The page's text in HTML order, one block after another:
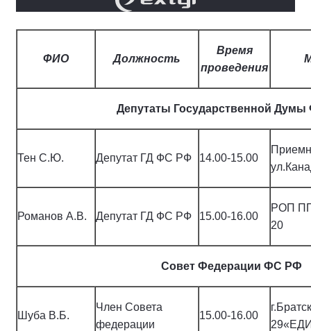
ФИО Должность
Время
проведения
Депутаты Государственной
Тен С.Ю. Депутат ГД ФС РФ 14.00-15.00
Романов А.В. Депутат ГД ФС РФ 15.00-16.00
РОП ПП
20
Совет Федерации ФС РФ
Шуба В.Б.
Член Совета
федерации
15.00-16.00